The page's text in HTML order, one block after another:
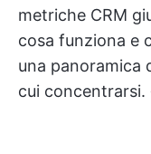
metriche CRM
cosa funziona e
una panoramica
cui concentrarsi.